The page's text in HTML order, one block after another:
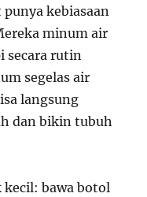
kebiasaan
minum air
secara rutin
segelas air
langsung
dan bikin tubuh
kecil: bawa botol